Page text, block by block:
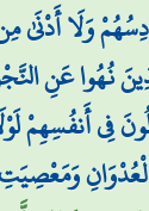
وَلَا أَدْنَىٰ
نُهُوا عَنِ
فِي أَنفُسِهِمْ